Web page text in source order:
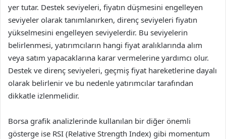
yer tutar. Destek seviyeleri, fiyatın düşmesini engelleyen
seviyeler olarak tanımlanırken, direnç seviyeleri fiyatın
yükselmesini engelleyen seviyelerdir. Bu seviyelerin
belirlenmesi, yatırımcıların hangi fiyat aralıklarında alım
veya satım yapacaklarına karar vermelerine yardımcı olur.
Destek ve direnç seviyeleri, geçmiş fiyat hareketlerine dayalı
olarak belirlenir ve bu nedenle yatırımcılar tarafından
dikkatle izlenmelidir.
Borsa grafik analizlerinde kullanılan bir diğer önemli
gösterge ise RSI (Relative Strength Index) gibi momentum